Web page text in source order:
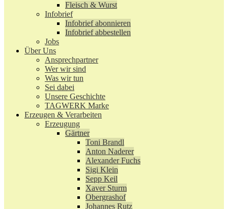
Fleisch & Wurst
Infobrief
Infobrief abonnieren
Infobrief abbestellen
Jobs
Über Uns
Ansprechpartner
Wer wir sind
Was wir tun
Sei dabei
Unsere Geschichte
TAGWERK Marke
Erzeugen & Verarbeiten
Erzeugung
Gärtner
Toni Brandl
Anton Naderer
Alexander Fuchs
Sigi Klein
Sepp Keil
Xaver Sturm
Obergrashof
Johannes Rutz